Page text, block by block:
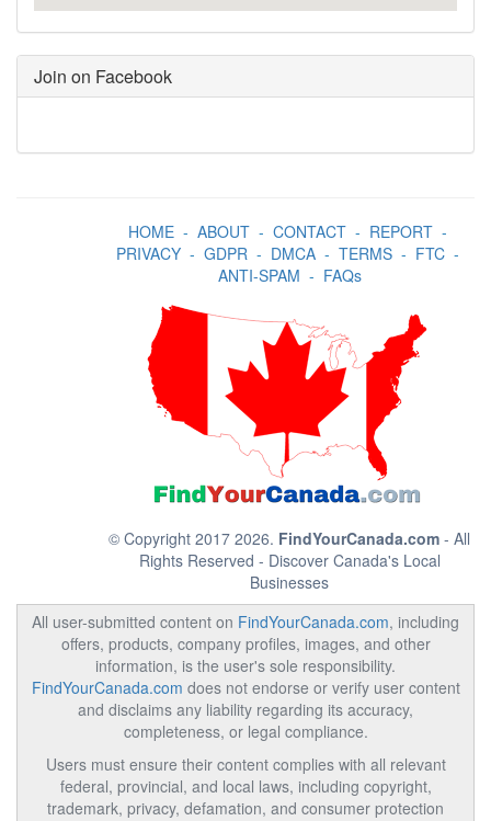
Join on Facebook
HOME- ABOUT- CONTACT- REPORT-
PRIVACY- GDPR- DMCA- TERMS- FTC-
ANTI-SPAM - FAQs
© Copyright 2017 2026. FindYourCanada.com - All
Rights Reserved - Discover Canada's Local
Businesses
All user-submitted content on FindYourCanada.com, including
offers, products, company profiles, images, and other
information, is the user's sole responsibility.
FindYourCanada.com does not endorse or verify user content
and disclaims any liability regarding its accuracy,
completeness, or legal compliance.
Users must ensure their content complies with all relevant
federal, provincial, and local laws, including copyright,
trademark, privacy, defamation, and consumer protection